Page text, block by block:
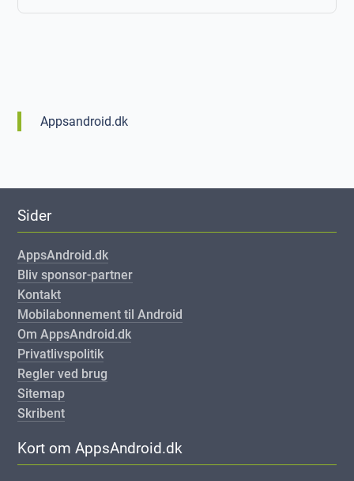
Appsandroid.dk
Sider
AppsAndroid.dk
Bliv sponsor-partner
Kontakt
Mobilabonnement til Android
Om AppsAndroid.dk
Privatlivspolitik
Regler ved brug
Sitemap
Skribent
Kort om AppsAndroid.dk